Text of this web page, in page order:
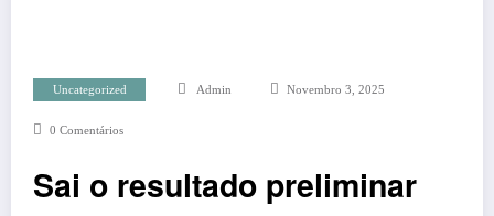
Uncategorized Admin Novembro 3, 2025
0 Comentários
Sai o resultado preliminar